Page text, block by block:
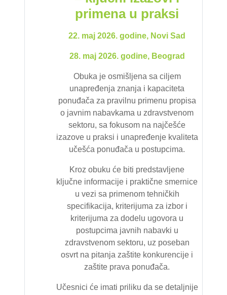
primena u praksi
22. maj 2026. godine, Novi Sad
28. maj 2026. godine, Beograd
Obuka je osmišljena sa ciljem
unapređenja znanja i kapaciteta
ponuđača za pravilnu primenu propisa
o javnim nabavkama u zdravstvenom
sektoru, sa fokusom na najčešće
izazove u praksi i unapređenje kvaliteta
učešća ponuđača u postupcima.
Kroz obuku će biti predstavljene
ključne informacije i praktične smernice
u vezi sa primenom tehničkih
specifikacija, kriterijuma za izbor i
kriterijuma za dodelu ugovora u
postupcima javnih nabavki u
zdravstvenom sektoru, uz poseban
osvrt na pitanja zaštite konkurencije i
zaštite prava ponuđača.
Učesnici će imati priliku da se detaljnije